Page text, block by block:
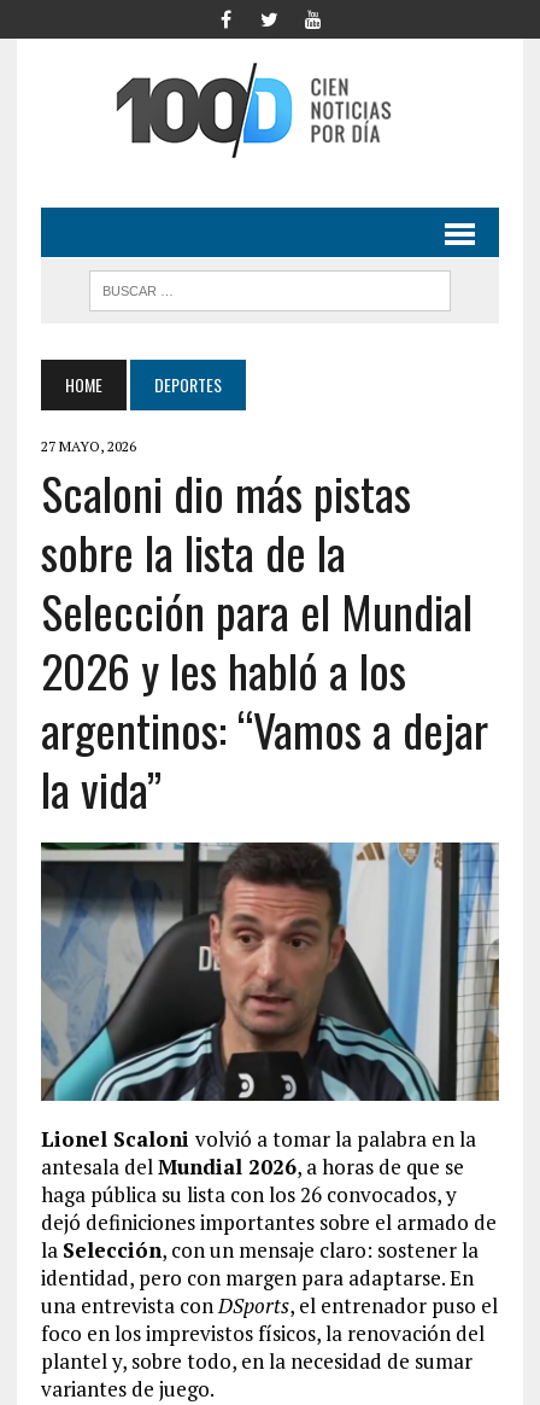
HOME DEPORTES
27 MAYO, 2026
Scaloni dio más pistas
sobre la lista de la
Selección para el Mundial
2026 y les habló a los
argentinos: “Vamos a dejar
la vida”
Lionel Scaloni volvió a tomar la palabra en la
antesala delMundial 2026, a horas de que se
haga pública su lista con los 26 convocados, y
dejó definiciones importantes sobre el armado de
la Selección, con un mensaje claro: sostener la
identidad, pero con margen para adaptarse. En
una entrevista conDSports, el entrenador puso el
foco en los imprevistos físicos, la renovación del
plantel y, sobre todo, en la necesidad de sumar
variantes de juego.